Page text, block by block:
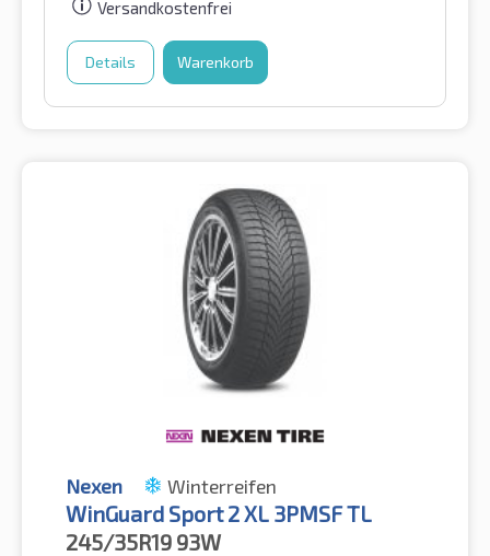
Versandkostenfrei
Details Warenkorb
Nexen Winterreifen
WinGuard Sport 2 XL 3PMSF TL
245/35R19 93W